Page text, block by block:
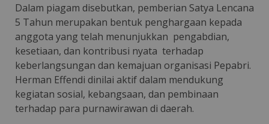
Dalam piagam disebutkan, pemberian Satya Lencana
5 Tahun merupakan bentuk penghargaan kepada
anggota yang telah menunjukkan pengabdian,
kesetiaan, dan kontribusi nyata terhadap
keberlangsungan dan kemajuan organisasi Pepabri.
Herman Effendi dinilai aktif dalam mendukung
kegiatan sosial, kebangsaan, dan pembinaan
terhadap para purnawirawan di daerah.